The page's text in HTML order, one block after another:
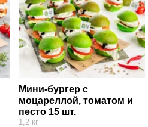
Мини-бургер с
моцареллой, томатом и
песто 15 шт.
1,2 кг